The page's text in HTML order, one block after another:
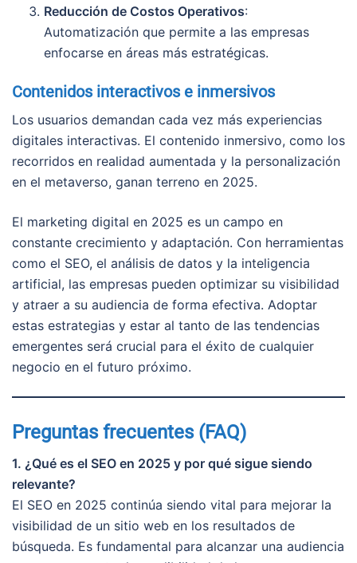
Reducción de Costos Operativos:
Automatización que permite a las empresas
enfocarse en áreas más estratégicas.
Contenidos interactivos e inmersivos
Los usuarios demandan cada vez más experiencias
digitales interactivas. El contenido inmersivo, como los
recorridos en realidad aumentada y la personalización
en el metaverso, ganan terreno en 2025.
El marketing digital en 2025 es un campo en
constante crecimiento y adaptación. Con herramientas
como el SEO, el análisis de datos y la inteligencia
artificial, las empresas pueden optimizar su visibilidad
y atraer a su audiencia de forma efectiva. Adoptar
estas estrategias y estar al tanto de las tendencias
emergentes será crucial para el éxito de cualquier
negocio en el futuro próximo.
Preguntas frecuentes (FAQ)
1. ¿Qué es el SEO en 2025 y por qué sigue siendo
relevante?
El SEO en 2025 continúa siendo vital para mejorar la
visibilidad de un sitio web en los resultados de
búsqueda. Es fundamental para alcanzar una audiencia